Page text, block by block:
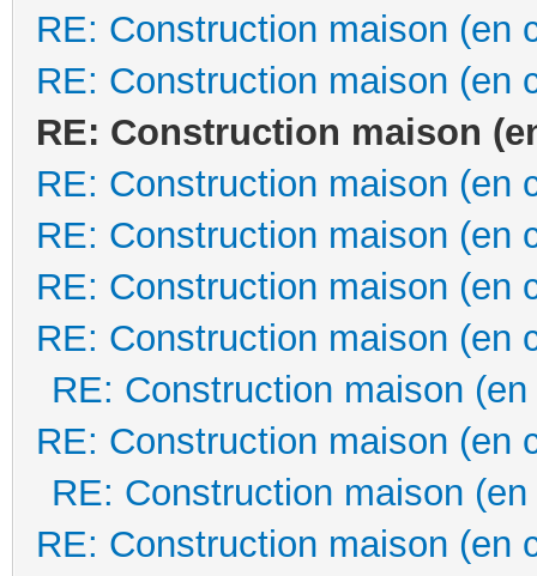
RE: Construction maison (en
RE: Construction maison (en
RE: Construction maison
RE: Construction maison (en
RE: Construction maison (en
RE: Construction maison (en
RE: Construction maison (en
RE: Construction maison
RE: Construction maison (en
RE: Construction maison
RE: Construction maison (en